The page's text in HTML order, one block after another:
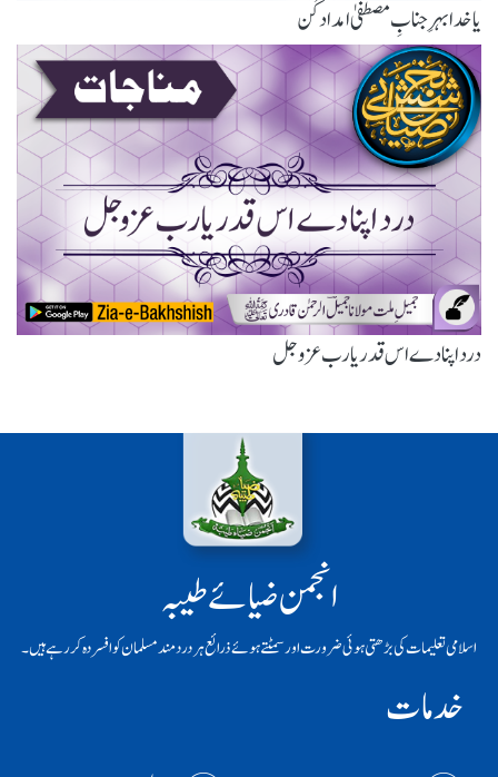
یا خدا بہرِ جنابِ مصطفیٰ امداد کُن
درد اپنا دے اس قدر یارب عزوجل
انجمن ضیائے طیبہ
اسلامی تعلیمات کی بڑھتی ہوئی ضرورت اور سمٹتے ہوئے ذرائع ہر دردمند مسلمان کو افسردہ کر رہے ہیں۔
خدمات